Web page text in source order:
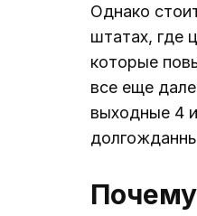
Однако
штатах, где
которые
все еще
выходные 4